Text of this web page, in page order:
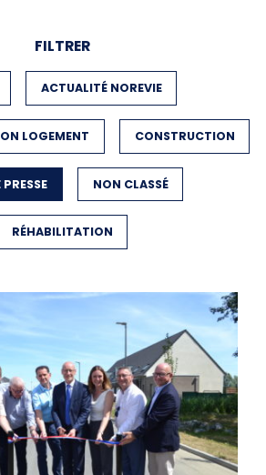
FILTRER
FILTER BY
ACTUALITÉ NOREVIE
LOGEMENT FILTER BY
CONSTRUCTION
PRESSE FILTER BY
NON CLASSÉ
FILTER BY
RÉHABILITATION